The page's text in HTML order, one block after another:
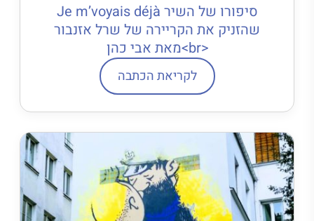
סיפורו של השיר Je m’voyais déjà
שהזניק את הקריירה של שרל אזנבור
<br>מאת אבי כהן
לקריאת הכתבה